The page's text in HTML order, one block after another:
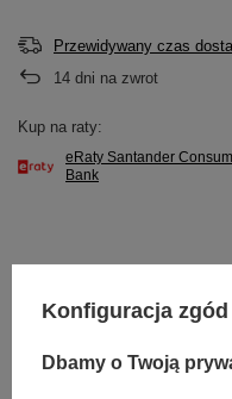
Przewidywany czas
14 dni na zwrot
Kup na raty:
eRaty Santander
Bank
Potrzebujesz
najciekawsze pytania i
dla innych.
Konfiguracja zgód
Dbamy o Twoją